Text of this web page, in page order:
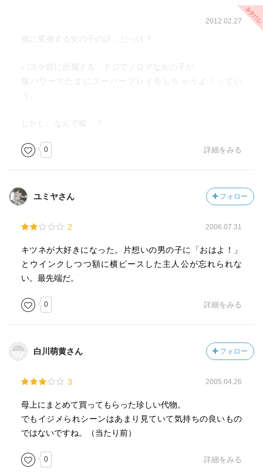
2012.02.27
狐に変身する女の子の話…だっけ？
バスケ部に所属する、ドジでノロマな女の子が
狐パワーでたまにスーパープレイをしちゃうよ！ってい
う。
しかし、なんで狐…？
0 詳細をみる
ユミヤさん フォロー
2 2006.07.31
キツネが大好きになった。片想いの男の子に「おはよ！」
とウインクしつつ額に横ピースした主人公が忘れられな
い。最先端だ。
0 詳細をみる
白川萌黄さん フォロー
3 2005.04.26
母上にまとめて買ってもらった珍しい代物。
でもイジメられシーンはあまり見ていて気持ちの良いもの
ではないですね。（当たり前）
0 詳細をみる